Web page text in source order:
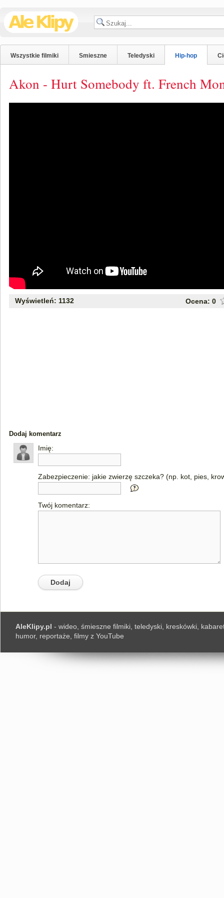
Wszystkie filmiki Smieszne Teledyski Hip-hop
Akon - Hurt Somebody ft. French
Wyświetleń: 1132 Ocena: 0
Dodaj komentarz
Imię:
Zabezpieczenie: jakie zwierzę szczeka? (np. kot, pies,
Twój komentarz:
AleKlipy.pl - wideo, śmieszne filmiki, teledyski, kreskówki,
humor, reportaże, filmy z YouTube